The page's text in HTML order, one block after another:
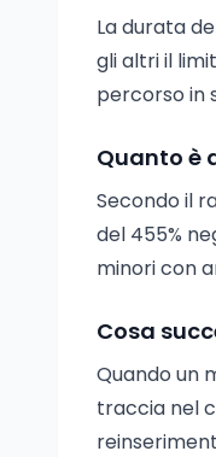
La durata
gli altri il
percorso in
Quanto è
Secondo il
del 455%
minori con
Cosa
Quando un
traccia nel